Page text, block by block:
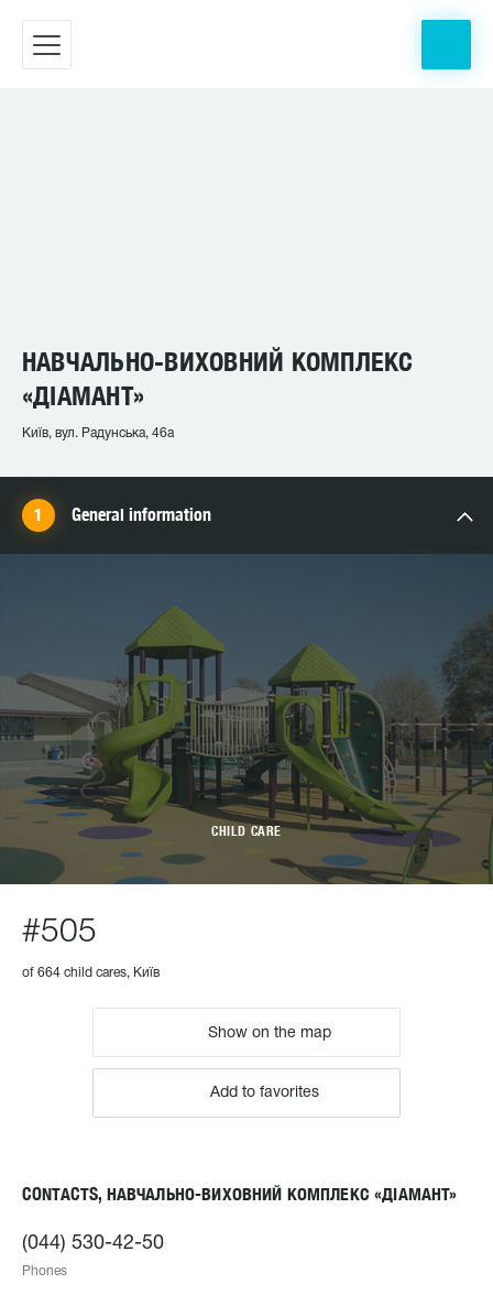
НАВЧАЛЬНО-ВИХОВНИЙ КОМПЛЕКС
«ДІАМАНТ»
Київ, вул. Радунська, 46а
General information
CHILD CARE
#505
of 664 child cares, Київ
Show on the map
Add to favorites
CONTACTS, НАВЧАЛЬНО-ВИХОВНИЙ КОМПЛЕКС «ДІАМАНТ»
(044) 530-42-50
Phones